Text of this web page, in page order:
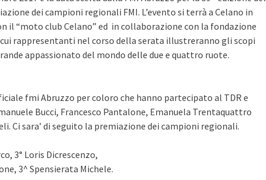
dei campioni regionali FMI. L’evento si terrà a Celano in
il “moto club Celano” ed in collaborazione con la fondazione
cui rappresentanti nel corso della serata illustreranno gli scopi
appassionato del mondo delle due e quattro ruote.
fmi Abruzzo per coloro che hanno partecipato al TDR e
Bucci, Francesco Pantalone, Emanuela Trentaquattro
Ci sara’ di seguito la premiazione dei campioni regionali.
3° Loris Dicrescenzo,
3^ Spensierata Michele.